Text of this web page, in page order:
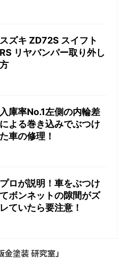
スズキ ZD72S スイフト
RS リヤバンパー取り外し
方
入庫率No.1左側の内輪差
による巻き込みでぶつけ
た車の修理！
プロが説明！車をぶつけ
てボンネットの隙間がズ
レていたら要注意！
塗装 研究室」